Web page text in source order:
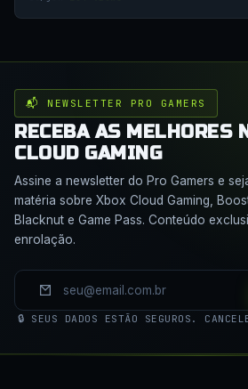
📬 NEWSLETTER PRO GAMERS
RECEBA AS MELHORES
CLOUD GAMING
Assine a newsletter do Pro Gamers e
matéria sobre Xbox Cloud Gaming,
Blacknut e Game Pass. Conteúdo
enrolação.
🔒 SEUS DADOS ESTÃO SEGUROS.